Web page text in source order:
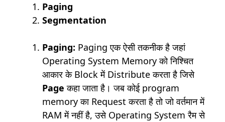
Paging
Segmentation
Paging: Paging एक ऐसी तकनीक है जहां
Operating System Memory को निश्चित
आकार के Block में Distribute करता है जिसे
Page कहा जाता है। जब कोई program
memory का Request करता है तो जो वर्तमान में
RAM में नहीं है, उसे Operating System रैम से